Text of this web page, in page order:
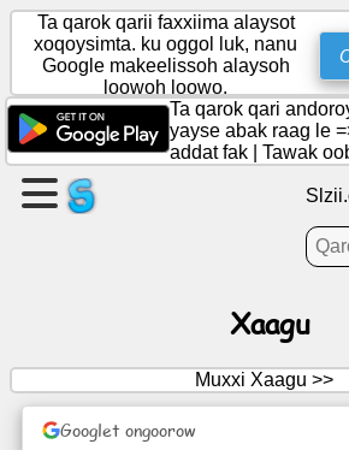
Gali
Hadala
Butta
Bicis
Sabhalaala
Ta qarok qarii faxxiima alaysot
xoqoysimta. ku oggol luk, nanu
Google makeelissoh alaysoh
loowoh loowo.
Ta qarok qari
yayse abak raag le
addat fak
Tawak
Xaagu
Muxxi Xaagu >>
Googlet ongoorow